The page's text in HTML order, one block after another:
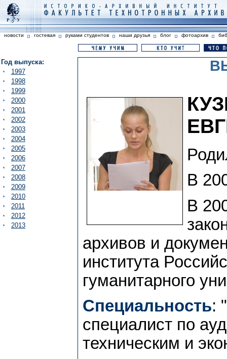
новости гостевая руками студентов наши друзья блог фотоархив
Год выпуска:
1997
1998
1999
2000
2001
2002
2003
2004
2005
2006
2007
2008
2009
2010
2011
2012
2013
В
В
архивов и
института
гуманитарного
Специальность:
специалист по
техническим и